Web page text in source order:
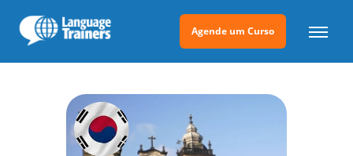
Agende um Curso